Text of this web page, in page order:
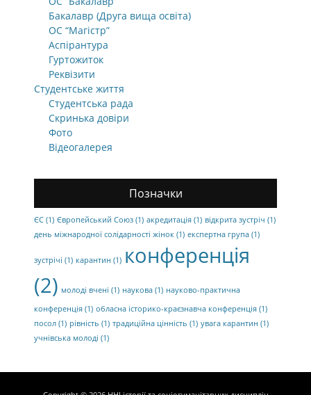
Бакалавр (Друга вища освіта)
ОС “Магістр”
Аспірантура
Гуртожиток
Реквізити
Студентське життя
Студентська рада
Скринька довіри
Фото
Відеогалерея
Позначки
ЄС (1) Європейський Союз (1) акредитація (1) відкрита зустріч (1)
день міжнародної солідарності жінок (1) експертна група (1)
зустрічі (1) карантин (1) конференція
(2) молоді вчені (1) наукова (1) науково-практична
конференція (1) обласна історико-краєзнавча конференція (1)
посол (1) рівність (1) традиційна цінність (1) увага карантин (1)
учнівська молоді (1)